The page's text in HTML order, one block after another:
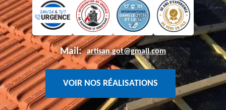
Mail: artisan.got@gmail.com
VOIR NOS RÉALISATIONS